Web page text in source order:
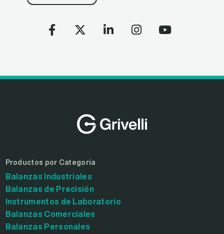
Productos por Categoría
Balanzas Industriales
Balanzas de Precisión
Instrumentos de Laboratorio
Balanzas Comerciales
Balanzas Personales